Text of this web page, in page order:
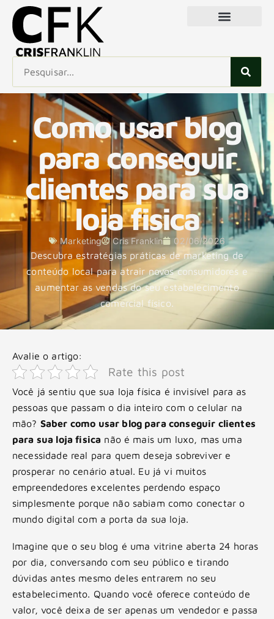
Como usar blog
para conseguir
clientes para sua
loja fisica
Marketing Cris Franklin 02/06/2026
Descubra estratégias práticas de marketing de
conteúdo local para atrair novos consumidores e
aumentar as vendas do seu estabelecimento
comercial físico.
Avalie o artigo:
Rate this post
Você já sentiu que sua loja física é invisível para as
pessoas que passam o dia inteiro com o celular na
mão? Saber como usar blog para conseguir clientes
para sua loja fisica não é mais um luxo, mas uma
necessidade real para quem deseja sobreviver e
prosperar no cenário atual. Eu já vi muitos
empreendedores excelentes perdendo espaço
simplesmente porque não sabiam como conectar o
mundo digital com a porta da sua loja.
Imagine que o seu blog é uma vitrine aberta 24 horas
por dia, conversando com seu público e tirando
dúvidas antes mesmo deles entrarem no seu
estabelecimento. Quando você oferece conteúdo de
valor, você deixa de ser apenas um vendedor e passa